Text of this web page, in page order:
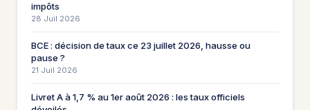
impôts
28 Juil 2026
BCE : décision de taux ce 23 juillet 2026, hausse ou
pause ?
21 Juil 2026
Livret A à 1,7 % au 1er août 2026 : les taux officiels